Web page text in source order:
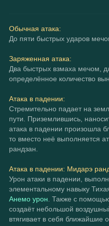
Обычная атака:
До пяти быстрых ударов
Заряженная атака:
Два быстрых взмаха мечом,
определённое количество
Атака в падении:
Стремительно падает на
пути. Приземлившись,
атака в падении произошла
то вместо неё выполняется
рандзан.
Атака в падении: Мидарэ
Урон атаки в падении,
Анемо урон . Также с
создаёт небольшой
втягивает в себя ближайшие